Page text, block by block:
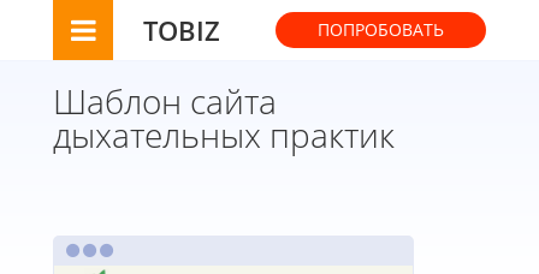
TOBIZ ПОПРОБОВАТЬ
Шаблон сайта
дыхательных практик